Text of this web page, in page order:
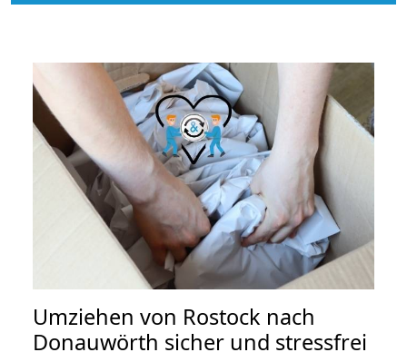
Umziehen von Rostock nach
Donauwörth sicher und stressfrei